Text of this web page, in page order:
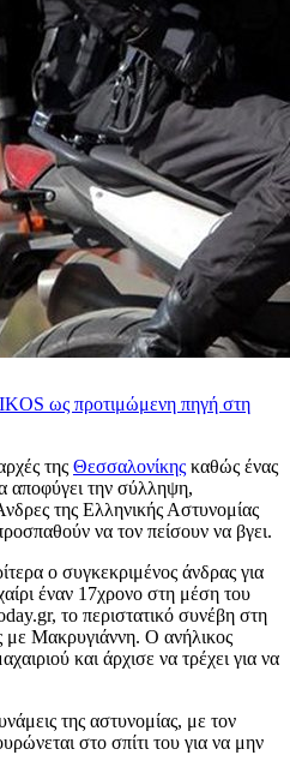
ως προτιμώμενη πηγή στη
της Θεσσαλονίκης καθώς ένας
αποφύγει την σύλληψη,
της Ελληνικής Αστυνομίας
να τον πείσουν να βγει.
ο συγκεκριμένος άνδρας για
έναν 17χρονο στη μέση του
το περιστατικό συνέβη στη
Μακρυγιάννη. Ο ανήλικος
και άρχισε να τρέχει για να
της αστυνομίας, με τον
στο σπίτι του για να μην